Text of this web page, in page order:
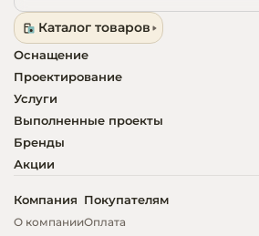
Каталог товаров
Оснащение
Проектирование
Услуги
Выполненные проекты
Бренды
Акции
Компания
О компании
Покупателям
Оплата